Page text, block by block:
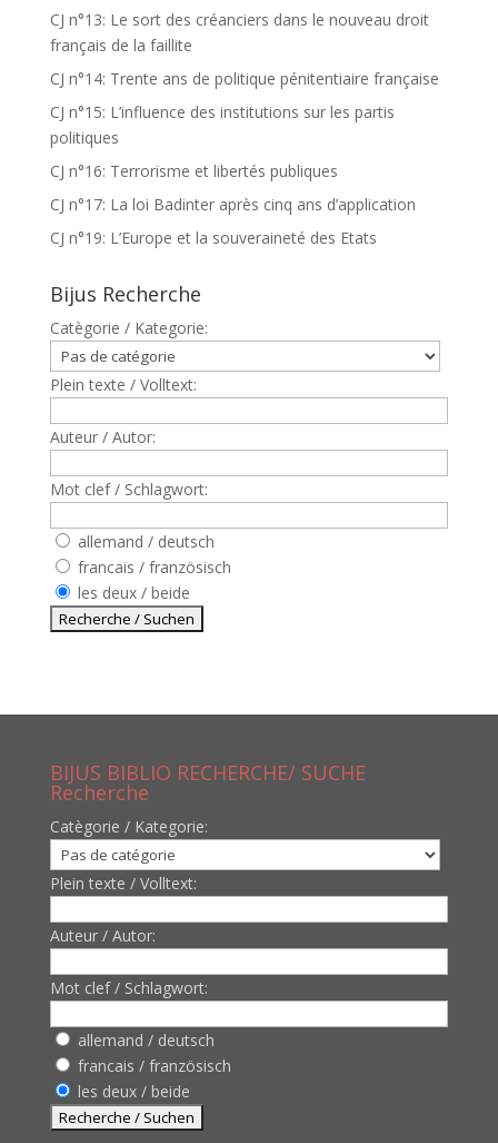
CJ n°13: Le sort des créanciers dans le nouveau droit
français de la faillite
CJ n°14: Trente ans de politique pénitentiaire française
CJ n°15: L’influence des institutions sur les partis
politiques
CJ n°16: Terrorisme et libertés publiques
CJ n°17: La loi Badinter après cinq ans d’application
CJ n°19: L’Europe et la souveraineté des Etats
Bijus Recherche
Catègorie / Kategorie:
Plein texte / Volltext:
Auteur / Autor:
Mot clef / Schlagwort:
allemand / deutsch
francais / französisch
les deux / beide
BIJUS BIBLIO RECHERCHE/ SUCHE
Recherche
Catègorie / Kategorie:
Plein texte / Volltext:
Auteur / Autor:
Mot clef / Schlagwort:
allemand / deutsch
francais / französisch
les deux / beide